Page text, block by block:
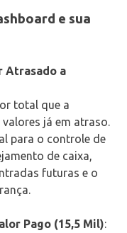
e sua
Atrasado a
total que a
valores já em atraso.
para o controle de
de caixa,
futuras e o
Pago (15,5 Mil):